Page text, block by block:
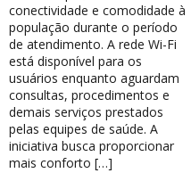
conectividade e comodidade à
população durante o período
de atendimento. A rede Wi-Fi
está disponível para os
usuários enquanto aguardam
consultas, procedimentos e
demais serviços prestados
pelas equipes de saúde. A
iniciativa busca proporcionar
mais conforto […]